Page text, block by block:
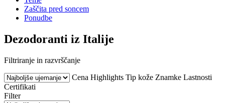
Zaščita pred soncem
Ponudbe
Dezodoranti iz Italije
Filtriranje in razvrščanje
Cena Highlights Tip kože Znamke Lastnosti
Certifikati
Filter